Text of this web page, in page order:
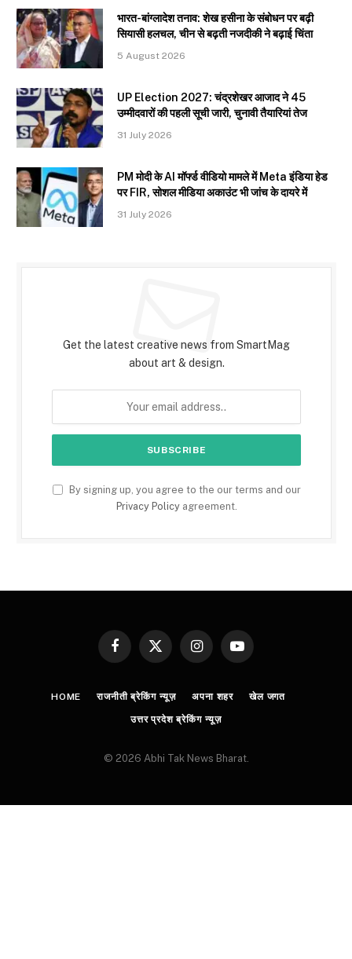
भारत-बांग्लादेश तनाव: शेख हसीना के संबोधन पर बढ़ी
सियासी हलचल, चीन से बढ़ती नजदीकी ने बढ़ाई चिंता
5 August 2026
UP Election 2027: चंद्रशेखर आजाद ने 45
उम्मीदवारों की पहली सूची जारी, चुनावी तैयारियां तेज
31 July 2026
PM मोदी के AI मॉर्फ्ड वीडियो मामले में Meta इंडिया हेड
पर FIR, सोशल मीडिया अकाउंट भी जांच के दायरे में
31 July 2026
Get the latest creative news from SmartMag
about art & design.
By signing up, you agree to the our terms and our
Privacy Policyagreement.
Facebook
X
InstagramYouTube
HOME राजनीती ब्रेकिंग न्यूज़ अपना शहर खेल जगत
उत्तर प्रदेश ब्रेकिंग न्यूज़
© 2026 Abhi Tak News Bharat.